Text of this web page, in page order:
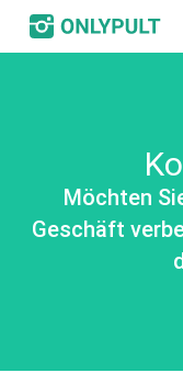
Möchten
Geschäft